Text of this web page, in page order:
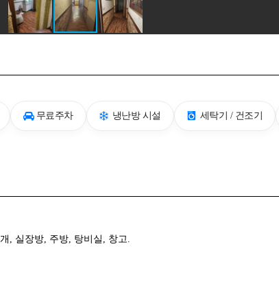
무료주차 냉난방 시설 세탁기 / 건조기
, 실장방, 주방, 탕비실, 창고.